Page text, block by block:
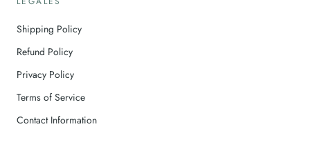
Shipping Policy
Refund Policy
Privacy Policy
Terms of Service
Contact Information